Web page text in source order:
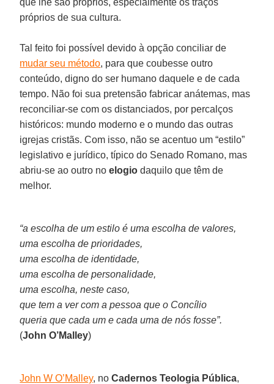
próprios de sua cultura.
Tal feito foi possível devido à opção conciliar de
mudar seu método, para que coubesse outro
conteúdo, digno do ser humano daquele e de cada
tempo. Não foi sua pretensão fabricar anátemas, mas
reconciliar-se com os distanciados, por percalços
históricos: mundo moderno e o mundo das outras
igrejas cristãs. Com isso, não se acentuo um “estilo”
legislativo e jurídico, típico do Senado Romano, mas
abriu-se ao outro noelogio daquilo que têm de
melhor.
“a escolha de um estilo é uma escolha de valores,
uma escolha de prioridades,
uma escolha de identidade,
uma escolha de personalidade,
uma escolha, neste caso,
que tem a ver com a pessoa que o Concílio
queria que cada um e cada uma de nós fosse”.
(John O’Malley)
John W O’Malley, noCadernos Teologia Pública,